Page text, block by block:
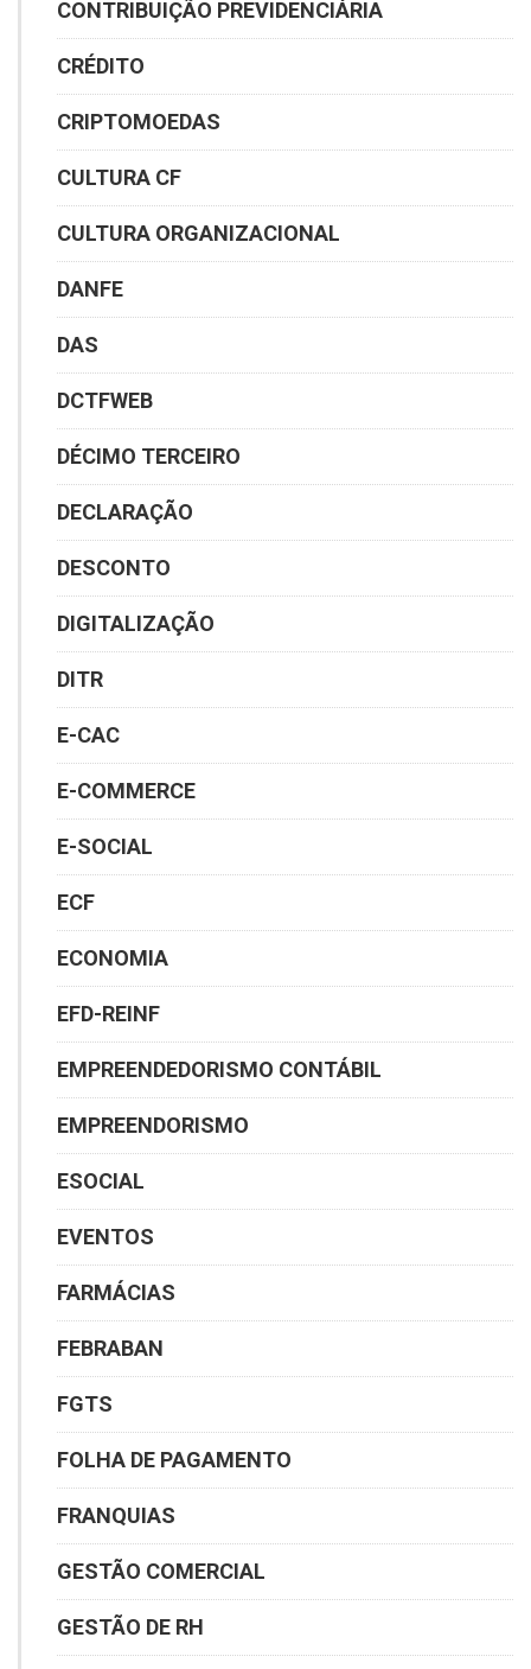
CONTRIBUIÇÃO PREVIDENCIÁRIA
CRÉDITO
CRIPTOMOEDAS
CULTURA CF
CULTURA ORGANIZACIONAL
DANFE
DAS
DCTFWEB
DÉCIMO TERCEIRO
DECLARAÇÃO
DESCONTO
DIGITALIZAÇÃO
DITR
E-CAC
E-COMMERCE
E-SOCIAL
ECF
ECONOMIA
EFD-REINF
EMPREENDEDORISMO CONTÁBIL
EMPREENDORISMO
ESOCIAL
EVENTOS
FARMÁCIAS
FEBRABAN
FGTS
FOLHA DE PAGAMENTO
FRANQUIAS
GESTÃO COMERCIAL
GESTÃO DE RH